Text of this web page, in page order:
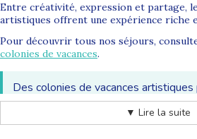
Entre créativité, expression et partage,
artistiques offrent une expérience riche
Pour découvrir tous nos séjours,
colonies de vacances.
Des colonies de vacances
entre création, expression et
▼ Lire la suite